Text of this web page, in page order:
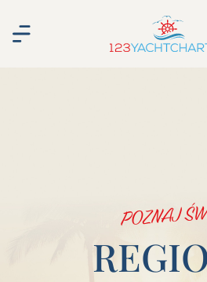
POZNAJ